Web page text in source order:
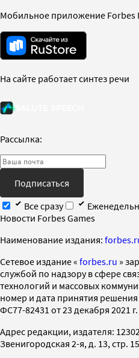
Мобильное приложение Forbes
На сайте работает синтез речи
Рассылка:
Подписаться
Все сразу
Новости Forbes Games
Наименование издания:
Cетевое издание « forbes.ru »
службой по надзору в сфере
технологий и массовых
номер и дата принятия
ФС77-82431 от 23 декабря 2021 г.
Адрес редакции, издателя:
Звенигородская 2-я, д. 13, стр.